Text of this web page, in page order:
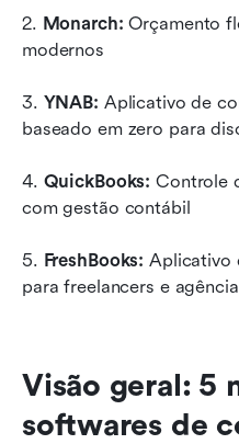
2. Monarch: Orçamento
modernos
3. YNAB: Aplicativo de
baseado em zero para
4. QuickBooks: Controle
com gestão contábil
5. FreshBooks: Aplicativo
para freelancers e
Visão geral: 5
softwares de